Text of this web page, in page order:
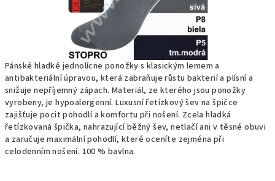
Pánské hladké jednolícne ponožky s klasickým lemem a
antibakteriální úpravou, která zabraňuje růstu bakterií a plísní a
snižuje nepříjemný zápach. Materiál, ze kterého jsou ponožky
vyrobeny, je hypoalergenní. Luxusní řetízkový šev na špičce
zajišťuje pocit pohodlí a komfortu při nošení. Zcela hladká
řetízkovaná špička, nahrazující běžný šev, netlačí ani v těsné obuvi
a zaručuje maximální pohodlí, které oceníte zejména při
celodenním nošení. 100 % bavlna.